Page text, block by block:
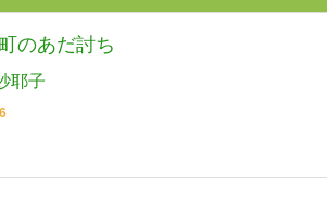
のあだ討ち
耶子